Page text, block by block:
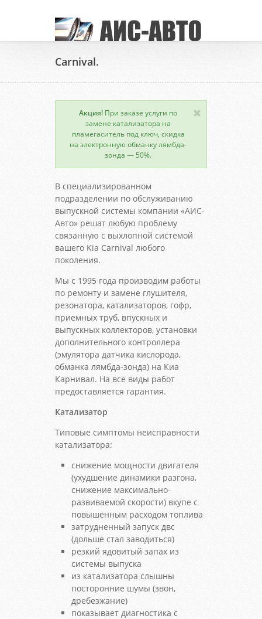
Carnival.
Акция! При заказе услуги по
замене катализатора на
пламегаситель под ключ, скидка
на электронную обманку лямбда-
зонда — 50%.
В специализированном
подразделении по обслуживанию
выпускной системы компании «АИС-
Авто» решат любую проблему
связанную с выхлопной системой
вашего Kia Carnival любого
поколения.
Мы с 1995 года производим работы
по ремонту и замене глушителя,
резонатора, катализаторов, гофр,
приемных труб, впускных и
выпускных коллекторов, установки
дополнительного контроллера
(эмулятора датчика кислорода,
обманка лямбда-зонда) на Киа
Карнивал. На все виды работ
предоставляется гарантия.
Катализатор
Типовые симптомы неисправности
катализатора:
снижение мощности двигателя
(ухудшение динамики разгона,
снижение максимально-
развиваемой скорости) вкупе с
повышенным расходом топлива
затрудненный запуск двс
(дольше стал заводиться)
резкий ядовитый запах из
системы выпуска
из катализатора слышны
посторонние шумы (звон,
дребезжание)
показывает диагностика с